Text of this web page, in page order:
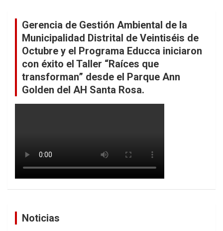
Gerencia de Gestión Ambiental de la
Municipalidad Distrital de Veintiséis de
Octubre y el Programa Educca iniciaron
con éxito el Taller “Raíces que
transforman” desde el Parque Ann
Golden del AH Santa Rosa.
Noticias